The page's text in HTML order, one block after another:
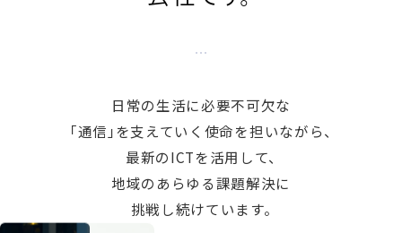
日常の生活に必要不可欠な
「通信」を支えていく使命を担いながら、
最新のICTを活用して、
地域のあらゆる課題解決に
挑戦し続けています。